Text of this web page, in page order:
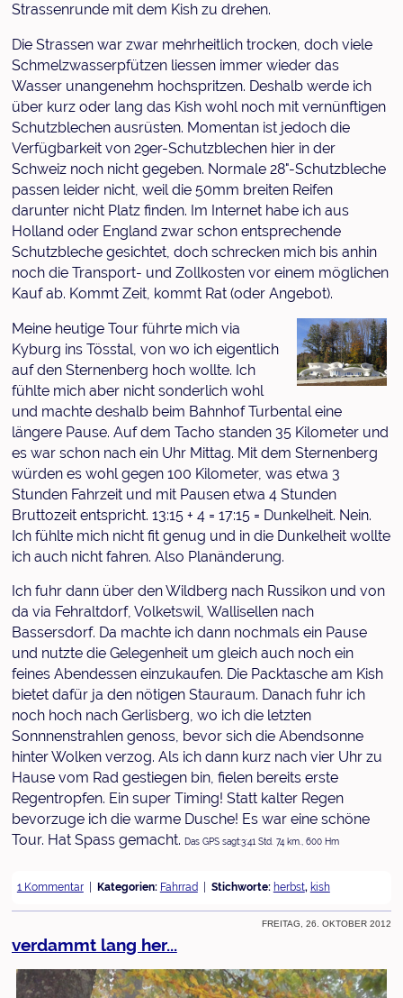
Strassenrunde mit dem Kish zu drehen.
Die Strassen war zwar mehrheitlich trocken, doch viele
Schmelzwasserpfützen liessen immer wieder das
Wasser unangenehm hochspritzen. Deshalb werde ich
über kurz oder lang das Kish wohl noch mit vernünftigen
Schutzblechen ausrüsten. Momentan ist jedoch die
Verfügbarkeit von 29er-Schutzblechen hier in der
Schweiz noch nicht gegeben. Normale 28"-Schutzbleche
passen leider nicht, weil die 50mm breiten Reifen
darunter nicht Platz finden. Im Internet habe ich aus
Holland oder England zwar schon entsprechende
Schutzbleche gesichtet, doch schrecken mich bis anhin
noch die Transport- und Zollkosten vor einem möglichen
Kauf ab. Kommt Zeit, kommt Rat (oder Angebot).
Meine heutige Tour führte mich via
Kyburg ins Tösstal, von wo ich eigentlich
auf den Sternenberg hoch wollte. Ich
fühlte mich aber nicht sonderlich wohl
und machte deshalb beim Bahnhof Turbental eine
längere Pause. Auf dem Tacho standen 35 Kilometer und
es war schon nach ein Uhr Mittag. Mit dem Sternenberg
würden es wohl gegen 100 Kilometer, was etwa 3
Stunden Fahrzeit und mit Pausen etwa 4 Stunden
Bruttozeit entspricht. 13:15 + 4 = 17:15 = Dunkelheit. Nein.
Ich fühlte mich nicht fit genug und in die Dunkelheit wollte
ich auch nicht fahren. Also Planänderung.
Ich fuhr dann über den Wildberg nach Russikon und von
da via Fehraltdorf, Volketswil, Wallisellen nach
Bassersdorf. Da machte ich dann nochmals ein Pause
und nutzte die Gelegenheit um gleich auch noch ein
feines Abendessen einzukaufen. Die Packtasche am Kish
bietet dafür ja den nötigen Stauraum. Danach fuhr ich
noch hoch nach Gerlisberg, wo ich die letzten
Sonnnenstrahlen genoss, bevor sich die Abendsonne
hinter Wolken verzog. Als ich dann kurz nach vier Uhr zu
Hause vom Rad gestiegen bin, fielen bereits erste
Regentropfen. Ein super Timing! Statt kalter Regen
bevorzuge ich die warme Dusche! Es war eine schöne
Tour. Hat Spass gemacht. Das GPS sagt:3:41 Std. 74 km., 600 Hm
1 Kommentar Kategorien: Fahrrad Stichworte: herbst, kish
Freitag, 26. Oktober 2012
verdammt lang her...